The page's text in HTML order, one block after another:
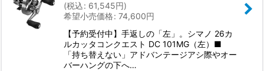
(税込: 61,545円)
希望小売価格: 74,600円
【予約受付中】手返しの「左」。シマノ 26カ
ルカッタコンクエスト DC 101MG（左）■
「持ち替えない」アドバンテージアシ際やオー
バーハングの下へ…